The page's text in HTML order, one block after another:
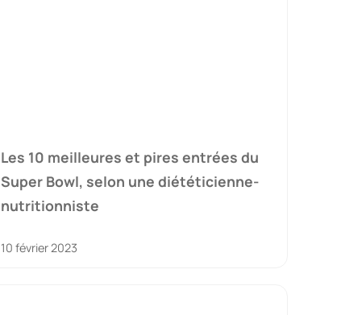
Les 10 meilleures et pires entrées du
Super Bowl, selon une diététicienne-
nutritionniste
10 février 2023